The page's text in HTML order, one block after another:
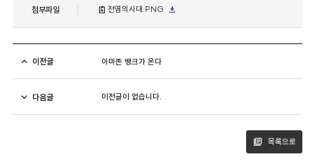
첨부파일 전염의시대.PNG
이전글 아마존 뱅크가 온다
다음글 이전글이 없습니다.
목록으로